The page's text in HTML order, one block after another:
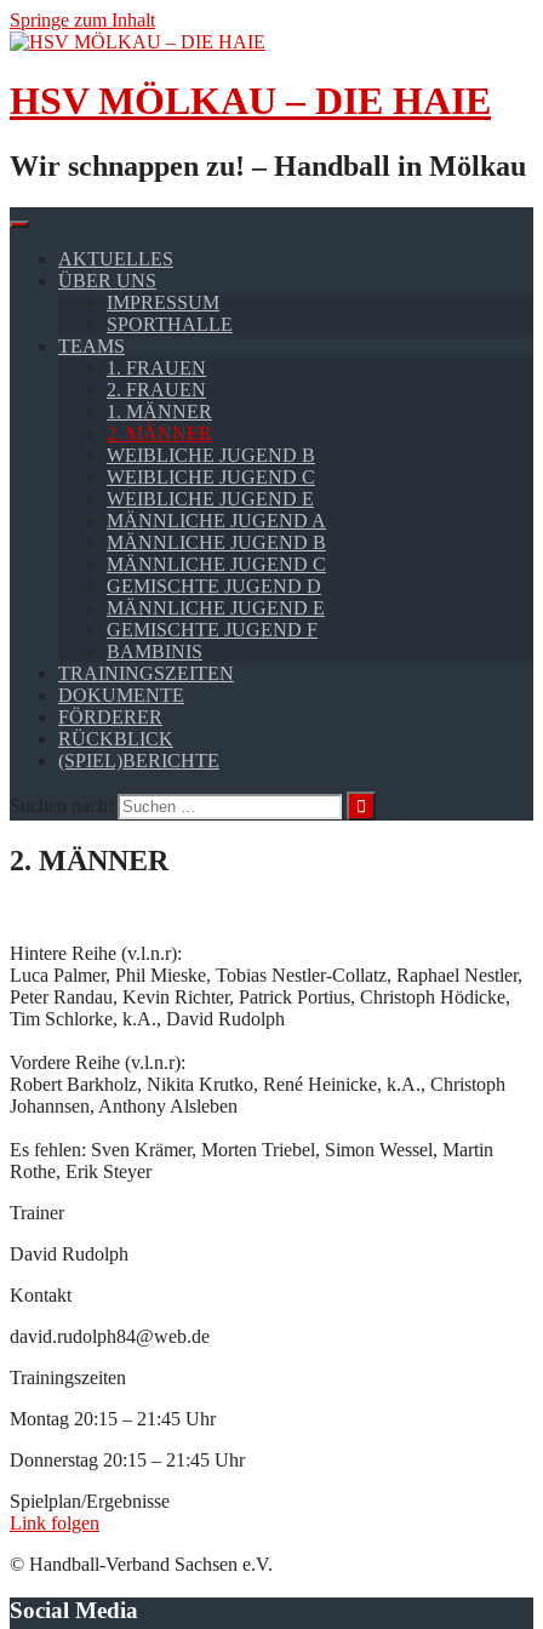
Springe zum Inhalt
HSV MÖLKAU – DIE HAIE
Wir schnappen zu! – Handball in Mölkau
AKTUELLES
ÜBER UNS
IMPRESSUM
SPORTHALLE
TEAMS
1. FRAUEN
2. FRAUEN
1. MÄNNER
2. MÄNNER
WEIBLICHE JUGEND B
WEIBLICHE JUGEND C
WEIBLICHE JUGEND E
MÄNNLICHE JUGEND A
MÄNNLICHE JUGEND B
MÄNNLICHE JUGEND C
GEMISCHTE JUGEND D
MÄNNLICHE JUGEND E
GEMISCHTE JUGEND F
BAMBINIS
TRAININGSZEITEN
DOKUMENTE
FÖRDERER
RÜCKBLICK
(SPIEL)BERICHTE
Suchen nach:
2. MÄNNER
Hintere Reihe (v.l.n.r):
Luca Palmer, Phil Mieske, Tobias Nestler-Collatz, Raphael Nestler,
Peter Randau, Kevin Richter, Patrick Portius, Christoph Hödicke,
Tim Schlorke, k.A., David Rudolph
Vordere Reihe (v.l.n.r):
Robert Barkholz, Nikita Krutko, René Heinicke, k.A., Christoph
Johannsen, Anthony Alsleben
Es fehlen: Sven Krämer, Morten Triebel, Simon Wessel, Martin
Rothe, Erik Steyer
Trainer
David Rudolph
Kontakt
david.rudolph84@web.de
Trainingszeiten
Montag 20:15 – 21:45 Uhr
Donnerstag 20:15 – 21:45 Uhr
Spielplan/Ergebnisse
Link folgen
© Handball-Verband Sachsen e.V.
Social Media